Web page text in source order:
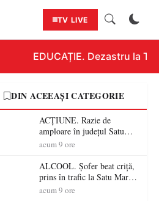
TV LIVE
EDUCAȚIE. Dezastru la
DIN ACEEAȘI CATEGORIE
ACȚIUNE. Razie de
amploare în județul Satu
Mare! Polițiștii au dat sute
șoferi fără permis într-o
singură zi
acum 9 ore
ALCOOL. Șofer beat criță,
prins în trafic la Satu Mare!
Alcoolemie uriașă
acum 9 ore